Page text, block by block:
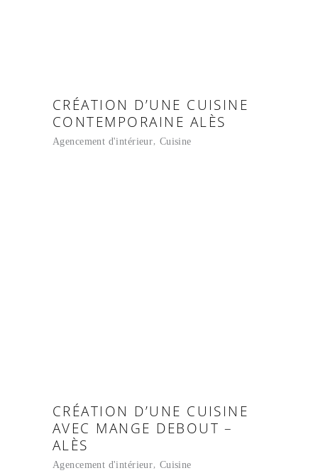
CRÉATION D’UNE CUISINE
CONTEMPORAINE ALÈS
Agencement d'intérieur Cuisine
CRÉATION D’UNE CUISINE
AVEC MANGE DEBOUT –
ALÈS
Agencement d'intérieur Cuisine